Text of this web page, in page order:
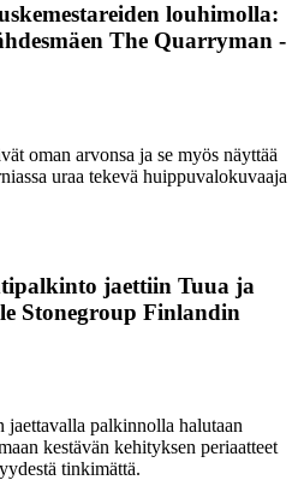
louhimolla:
The Quarryman -
oman arvonsa ja se myös näyttää
uraa tekevä huippuvalokuvaaja
jaettiin Tuua ja
Stonegroup Finlandin
jaettavalla palkinnolla halutaan
kestävän kehityksen periaatteet
tinkimättä.